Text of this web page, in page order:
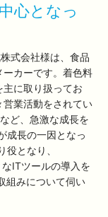
心となっ
式会社様は、食品
カーです。着色料
に取り扱ってお
営業活動をされてい
ど、急激な成長を
成長の一因となっ
となり、
ITツールの導入を
組みについて伺い